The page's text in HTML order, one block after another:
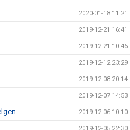
2020-01-18 11:21
2019-12-21 16:41
2019-12-21 10:46
2019-12-12 23:29
2019-12-08 20:14
2019-12-07 14:53
2019-12-06 10:10